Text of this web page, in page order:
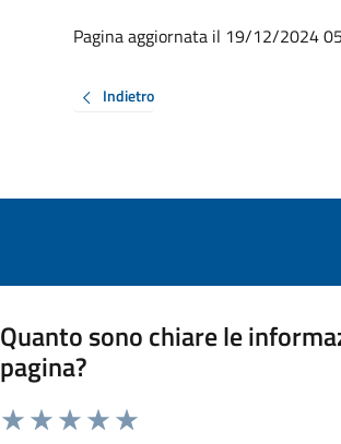
Pagina aggiornata il 19/12/2024
Indietro
Quanto sono chiare le
pagina?
Valuta da 1 a 5 stelle la pagina